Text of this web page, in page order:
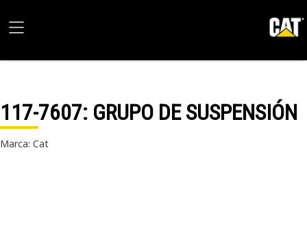
117-7607: GRUPO DE SUSPENSIÓN
Marca: Cat